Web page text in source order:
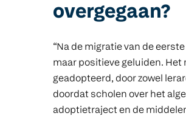
overgegaan?
“Na de migratie van de
maar positieve geluiden. Het
geadopteerd, door zowel
doordat scholen over het
adoptietraject en de